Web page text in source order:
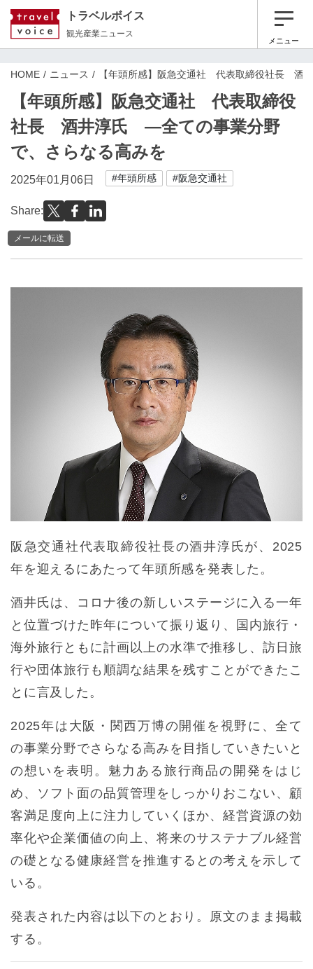
トラベルボイス
観光産業ニュース
メニュー
HOME ニュース 【年頭所感】阪急交通社 代表取締役社長 酒
【年頭所感】阪急交通社 代表取締役
社長 酒井淳氏 ―全ての事業分野
で、さらなる高みを
2025年01月06日 #年頭所感 #阪急交通社
Share:
メールに転送
阪急交通社代表取締役社長の酒井淳氏が、2025
年を迎えるにあたって年頭所感を発表した。
酒井氏は、コロナ後の新しいステージに入る一年
と位置づけた昨年について振り返り、国内旅行・
海外旅行ともに計画以上の水準で推移し、訪日旅
行や団体旅行も順調な結果を残すことができたこ
とに言及した。
2025年は大阪・関西万博の開催を視野に、全て
の事業分野でさらなる高みを目指していきたいと
の想いを表明。魅力ある旅行商品の開発をはじ
め、ソフト面の品質管理をしっかりおこない、顧
客満足度向上に注力していくほか、経営資源の効
率化や企業価値の向上、将来のサステナブル経営
の礎となる健康経営を推進するとの考えを示して
いる。
発表された内容は以下のとおり。原文のまま掲載
する。